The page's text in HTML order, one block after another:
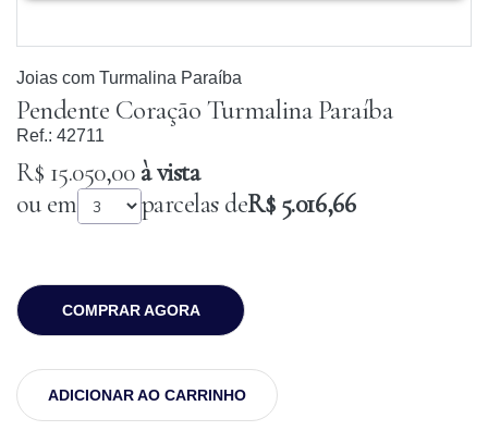
Joias com Turmalina Paraíba
Pendente Coração Turmalina Paraíba
Ref.: 42711
R$ 15.050,00à vista
ou em
parcelas deR$ 5.016,66
COMPRAR AGORA
ADICIONAR AO CARRINHO